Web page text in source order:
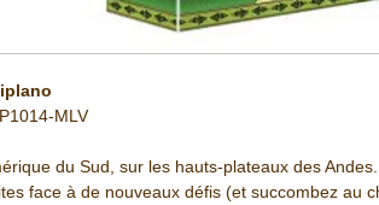
MLV
du Sud, sur les hauts-plateaux des Andes...
face à de nouveaux défis (et succombez au